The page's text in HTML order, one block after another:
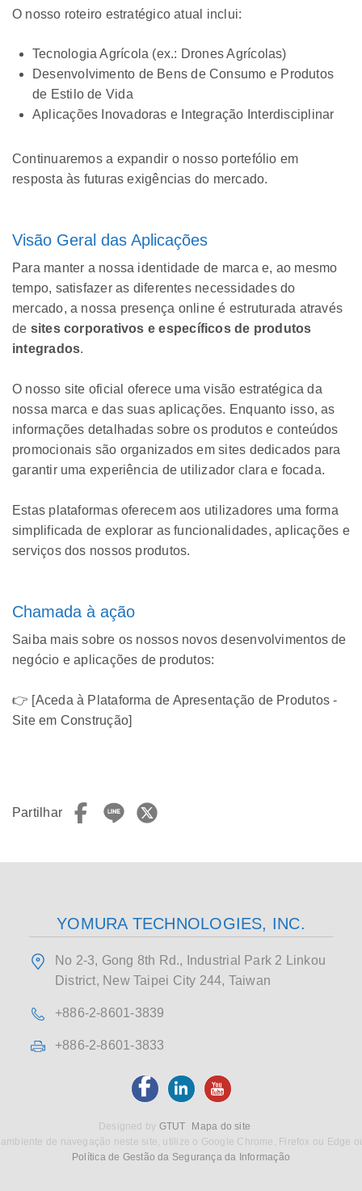
O nosso roteiro estratégico atual inclui:
Tecnologia Agrícola (ex.: Drones Agrícolas)
Desenvolvimento de Bens de Consumo e Produtos
de Estilo de Vida
Aplicações Inovadoras e Integração Interdisciplinar
Continuaremos a expandir o nosso portefólio em
resposta às futuras exigências do mercado.
Visão Geral das Aplicações
Para manter a nossa identidade de marca e, ao mesmo
tempo, satisfazer as diferentes necessidades do
mercado, a nossa presença online é estruturada através
de sites corporativos e específicos de produtos
integrados.
O nosso site oficial oferece uma visão estratégica da
nossa marca e das suas aplicações. Enquanto isso, as
informações detalhadas sobre os produtos e conteúdos
promocionais são organizados em sites dedicados para
garantir uma experiência de utilizador clara e focada.
Estas plataformas oferecem aos utilizadores uma forma
simplificada de explorar as funcionalidades, aplicações e
serviços dos nossos produtos.
Chamada à ação
Saiba mais sobre os nossos novos desenvolvimentos de
negócio e aplicações de produtos:
👉 [Aceda à Plataforma de Apresentação de Produtos -
Site em Construção]
Partilhar
YOMURA TECHNOLOGIES, INC.
No 2-3, Gong 8th Rd., Industrial Park 2 Linkou
District, New Taipei City 244, Taiwan
+886-2-8601-3839
+886-2-8601-3833
Designed by GTUT
Mapa do site
de navegação neste site, utilize o Google Chrome, Firefox ou Edge
Política de Gestão da Segurança da Informação